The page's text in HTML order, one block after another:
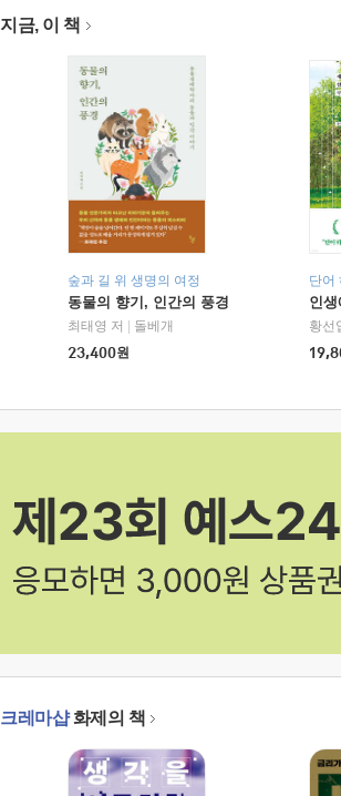
지금, 이 책
숲과 길 위 생명의 여정
동물의 향기, 인간의 풍경
최태영 저
돌베개
23,400원
단어
인
황선
크레마샵화제의 책